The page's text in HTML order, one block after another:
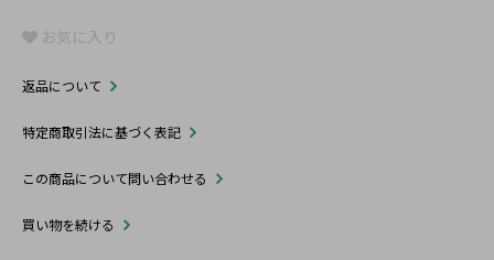
お気に入り
返品について
特定商取引法に基づく表記
この商品について問い合わせる
買い物を続ける